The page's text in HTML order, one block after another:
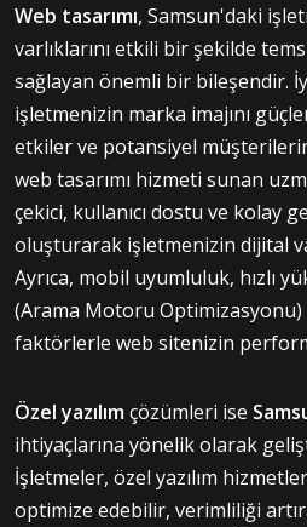
Web tasarımı, Samsun'daki
varlıklarını etkili bir şekilde
sağlayan önemli bir bileşendir.
işletmenizin marka imajını
etkiler ve potansiyel
web tasarımı hizmeti sunan
çekici, kullanıcı dostu ve kolay
oluşturarak işletmenizin dijital
Ayrıca, mobil uyumluluk, hızlı
(Arama Motoru
faktörlerle web sitenizin
Özel yazılımçözümleri ise
ihtiyaçlarına yönelik olarak
İşletmeler, özel yazılım
optimize edebilir, verimliliği